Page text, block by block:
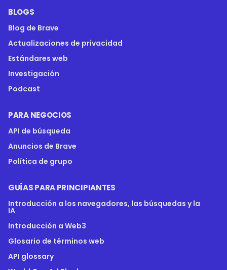
BLOGS
Blog de Brave
Actualizaciones de privacidad
Estándares web
Investigación
Podcast
PARA NEGOCIOS
API de búsqueda
Anuncios de Brave
Política de grupo
GUÍAS PARA PRINCIPIANTES
Introducción a los navegadores, las búsquedas y la
IA
Introducción a Web3
Glosario de términos web
API glossary